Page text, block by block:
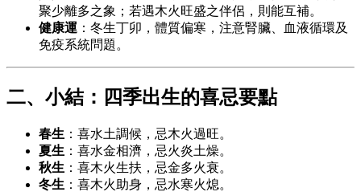
聚少離多之象；若遇木火旺盛之伴侶，則能互補。
健康運 ：冬生丁卯，體質偏寒，注意腎臟、血液循環及
免疫系統問題。
二、小結：四季出生的喜忌要點
春生 ：喜水土調候，忌木火過旺。
夏生 ：喜水金相濟，忌火炎土燥。
秋生 ：喜木火生扶，忌金多火衰。
冬生 ：喜木火助身，忌水寒火熄。